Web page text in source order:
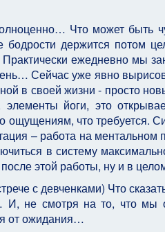
Что может быть
бодрости держится потом
ежедневно мы
Сейчас уже явно
в своей жизни - просто
йоги, это
ощущениям, что требуется.
– работа на
в систему
этой работы, ну и в
с девченками) Что
И, не смотря на то, что мы
от ожидания…